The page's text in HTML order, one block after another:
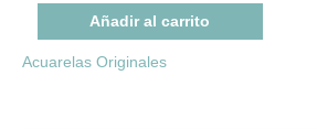
Añadir al carrito
Acuarelas Originales